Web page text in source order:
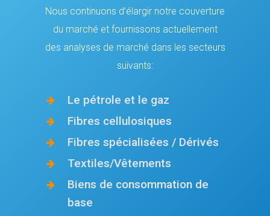
Nous continuons d’élargir notre couverture
du marché et fournissons actuellement
des analyses de marché dans les secteurs
suivants:
Le pétrole et le gaz
Fibres cellulosiques
Fibres spécialisées / Dérivés
Textiles/Vêtements
Biens de consommation de
base